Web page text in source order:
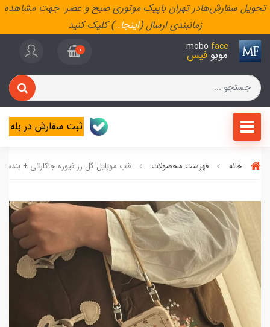
تحویل سفارش‌هادر تهران باپیک موتوری صبح و عصر جهت مشاهده
زمانبندی ارسال (اینجا..) کلیک کنید
mobo face
موبو فیس 0
ثبت سفارش در بله
خانه فهرست محصولات قاب موبایل گل رز فیوره جاکارتی +